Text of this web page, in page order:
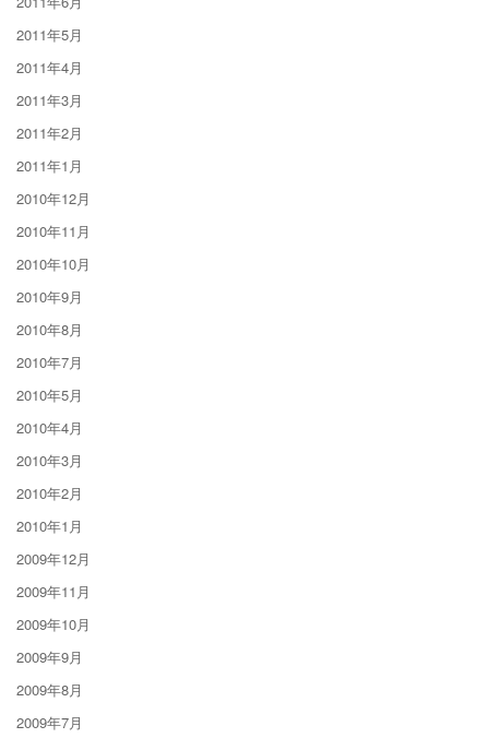
2011年5月
2011年4月
2011年3月
2011年2月
2011年1月
2010年12月
2010年11月
2010年10月
2010年9月
2010年8月
2010年7月
2010年5月
2010年4月
2010年3月
2010年2月
2010年1月
2009年12月
2009年11月
2009年10月
2009年9月
2009年8月
2009年7月